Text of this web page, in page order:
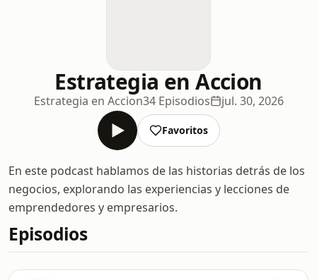
Estrategia en Accion
Estrategia en Accion34 Episodios jul. 30, 2026
Favoritos
En este podcast hablamos de las historias detrás de los
negocios, explorando las experiencias y lecciones de
emprendedores y empresarios.
Episodios